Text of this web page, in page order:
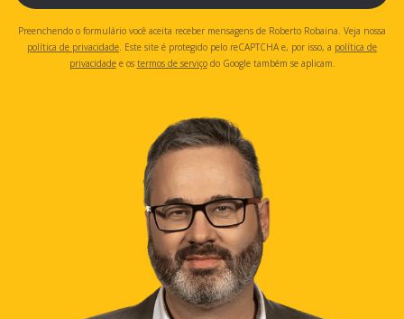
Preenchendo o formulário você aceita receber mensagens de Roberto Robaina. Veja nossa
política de privacidade. Este site é protegido pelo reCAPTCHA e, por isso, a política de
privacidadee os termos de serviçodo Google também se aplicam.